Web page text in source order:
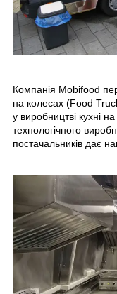
Компанія Mobifood
на колесах (Food
у виробництві кухні
технологічного
постачальників дає